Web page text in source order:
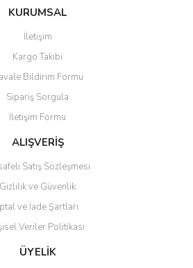
ilk yorumu siz yapın!
veya görüntülenemiyor.
eksik bilgiler bulunuyor.
bulunuyor.
daha pahalı.
alternatifler olmalı.
Gönder
KURUMSAL
İletişim
Kargo Takibi
Bildirim Formu
Sipariş Sorgula
İletişim Formu
ALIŞVERİŞ
Satış Sözleşmesi
Gizlilik ve Güvenlik
ve İade Şartları
Veriler Politikası
ÜYELİK